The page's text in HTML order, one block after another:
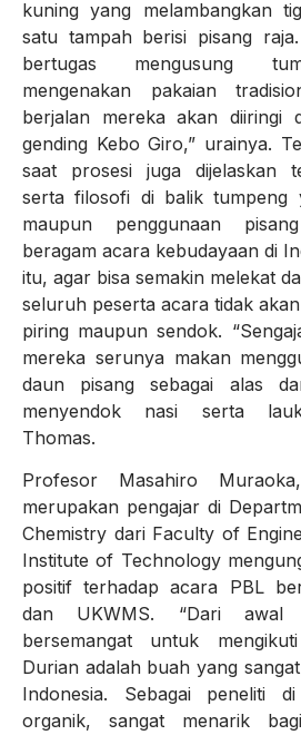
kuning yang melambangkan
satu tampah berisi pisang
bertugas mengusung
mengenakan pakaian
berjalan mereka akan diiringi
gending Kebo Giro,” urainya.
saat prosesi juga dijelaskan
serta filosofi di balik tumpeng
maupun penggunaan
beragam acara kebudayaan di
itu, agar bisa semakin melekat
seluruh peserta acara tidak
piring maupun sendok.
mereka serunya makan
daun pisang sebagai alas
menyendok nasi serta
Thomas.
Profesor Masahiro
merupakan pengajar di
Chemistry dari Faculty of
Institute of Technology
positif terhadap acara PBL
dan UKWMS. “Dari awal
bersemangat untuk
Durian adalah buah yang
Indonesia. Sebagai peneliti
organik, sangat menarik